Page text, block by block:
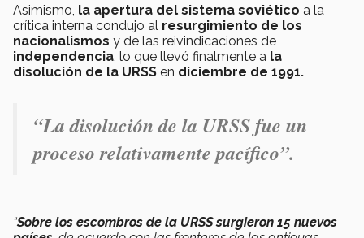
Asimismo, la apertura del sistema soviético a la
crítica interna condujo al resurgimiento de los
nacionalismos y de las reivindicaciones de
independencia, lo que llevó finalmente a la
disolución de la URSS en diciembre de 1991.
“La disolución de la URSS fue un
proceso relativamente pacífico”.
“Sobre los escombros de la URSS surgieron 15 nuevos